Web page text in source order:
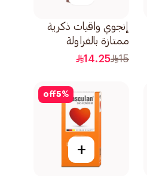
إنجوي واقيات ذكرية
ممتازة بالفراولة
12قطعة
15
14.25
5%
off
+